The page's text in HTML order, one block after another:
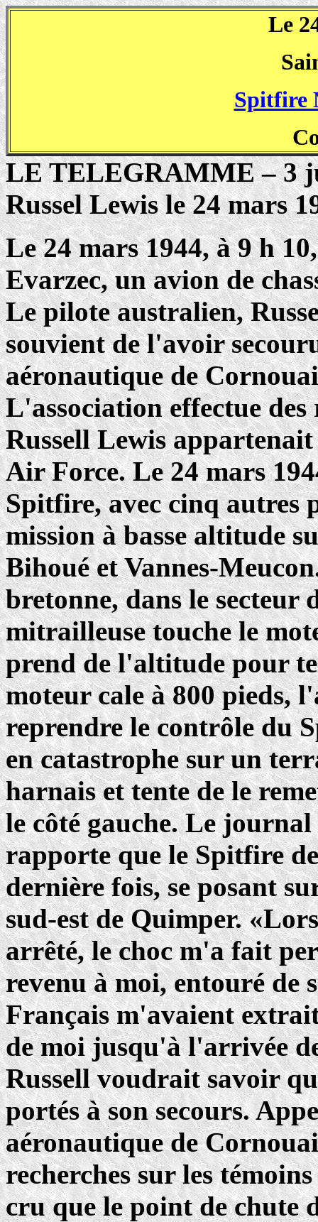
Le
Spitfire
LE TELEGRAMME – 3
Russel Lewis le 24 mars
Le 24 mars 1944, à 9 h
Evarzec, un avion de
Le pilote australien,
souvient de l'avoir
aéronautique de
L'association effectue des
Russell Lewis
Air Force. Le 24 mars
Spitfire, avec cinq autres
mission à basse altitude
Bihoué et Vannes-
bretonne, dans le secteur
mitrailleuse touche le
prend de l'altitude pour
moteur cale à 800 pieds,
reprendre le contrôle du
en catastrophe sur un
harnais et tente de le
le côté gauche. Le
rapporte que le Spitfire
dernière fois, se posant
sud-est de Quimper.
arrêté, le choc m'a fait
revenu à moi, entouré de
Français m'avaient
de moi jusqu'à l'arrivée
Russell voudrait savoir
portés à son secours.
aéronautique de
recherches sur les
cru que le point de chute